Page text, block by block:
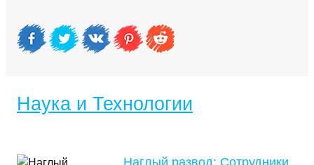
Наука и Технологии
Наглый развод: Сотрудники